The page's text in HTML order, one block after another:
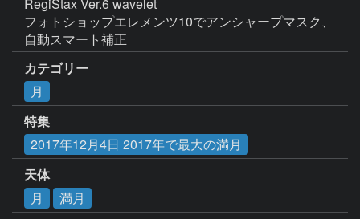
フォトショップエレメンツ10でアンシャープマスク、
自動スマート補正
カテゴリー
月
特集
2017年12月4日 2017年で最大の満月
天体
月
満月